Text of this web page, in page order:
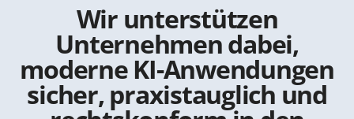
Wir unterstützen
Unternehmen dabei,
moderne KI-Anwendungen
sicher, praxistauglich und